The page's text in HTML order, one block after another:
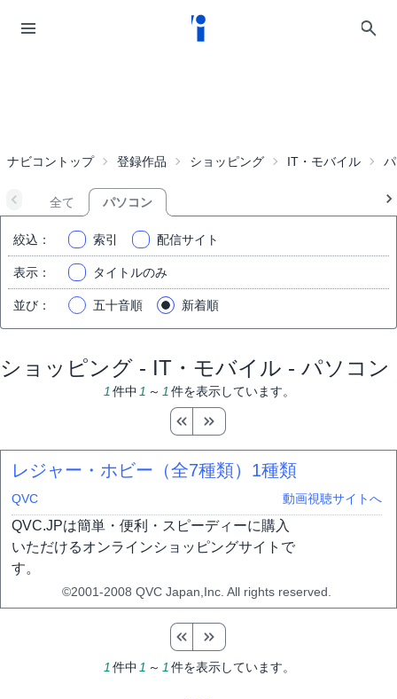
ナビコントップ 登録作品 ショッピング IT・モバイル
全て パソコン
絞込 ： 索引 配信サイト
表示 ： タイトルのみ
並び ： 五十音順 新着順
ショッピング - IT・モバイル - パソコン
1 件中 1 ～ 1 件を表示しています。
レジャー・ホビー（全7種類） 1種類
QVC 動画視聴サイトへ
QVC.JPは簡単・便利・スピーディーに購入
いただけるオンラインショッピングサイトで
す。
©2001-2008 QVC Japan,Inc. All rights reserved.
1 件中 1 ～ 1 件を表示しています。